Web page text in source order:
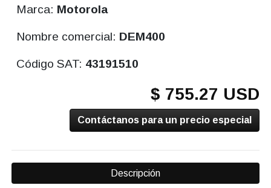
Marca: Motorola
Nombre comercial: DEM400
Código SAT: 43191510
$ 755.27 USD
Contáctanos para un precio especial
Descripción